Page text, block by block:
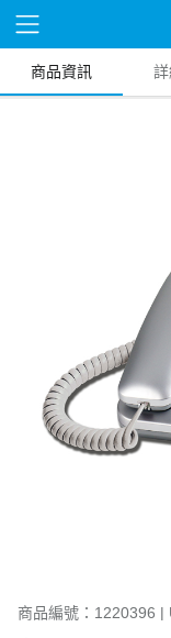
商品資訊
商品編號：1220396 |